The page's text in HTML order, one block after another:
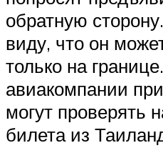
обратную
виду, что он
только на
авиакомпании
могут проверять
билета из